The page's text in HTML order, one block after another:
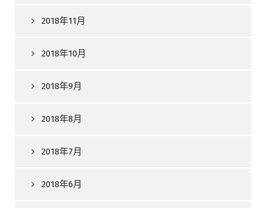
2018年11月
2018年10月
2018年9月
2018年8月
2018年7月
2018年6月